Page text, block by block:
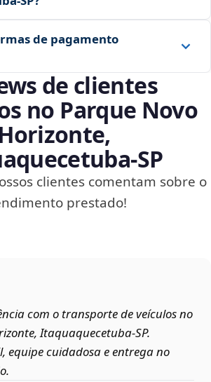
de pagamento
de clientes
no Parque Novo
clientes comentam sobre o
prestado!
com o transporte de veículos no
Itaquaquecetuba‑SP.
equipe cuidadosa e entrega no